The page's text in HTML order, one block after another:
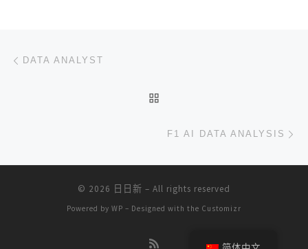
文章导航
DATA ANALYST
F1 AI DATA ANALYSIS
© 2026 日日新 – All rights reserved
Powered by WP – Designed with the Customizr